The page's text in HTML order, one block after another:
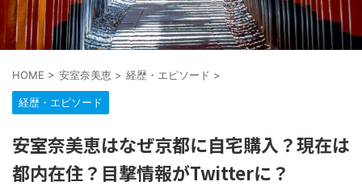
HOME > 安室奈美恵 > 経歴・エピソード >
経歴・エピソード
安室奈美恵はなぜ京都に自宅購入？現在は
都内在住？目撃情報がTwitterに？